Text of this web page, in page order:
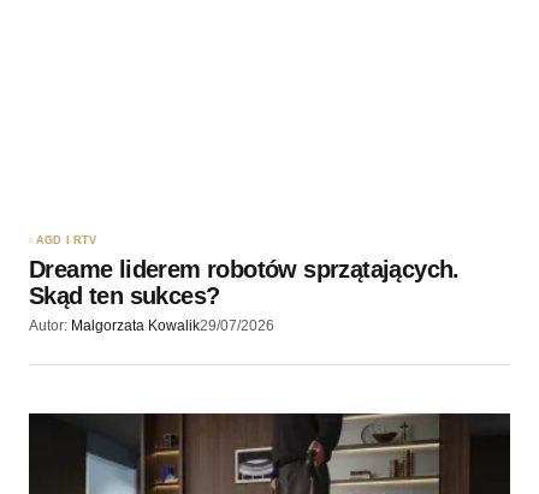
Wyślij komentarz
AGD I RTV
Dreame liderem robotów sprzątających.
Skąd ten sukces?
Autor: Malgorzata Kowalik29/07/2026